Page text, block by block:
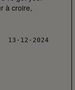
à croire,
13·12·2024